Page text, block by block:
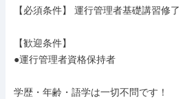
【必須条件】 運行管理者基礎講習修了
【歓迎条件】
●運行管理者資格保持者
学歴・年齢・語学は一切不問です！